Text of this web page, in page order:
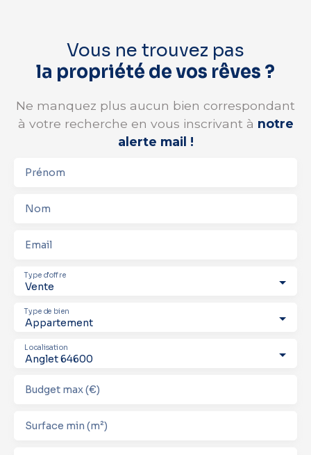
Vous ne trouvez pas
la propriété de vos rêves ?
Ne manquez plus aucun bien correspondant
à votre recherche en vous inscrivant à notre
alerte mail !
Prénom
Nom
Email
Vente
Type d'offre
Appartement
Type de bien
Anglet 64600
Localisation
Budget max (€)
Surface min (m²)